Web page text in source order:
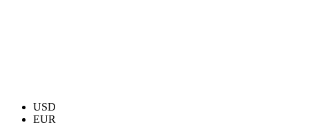
USD
EUR